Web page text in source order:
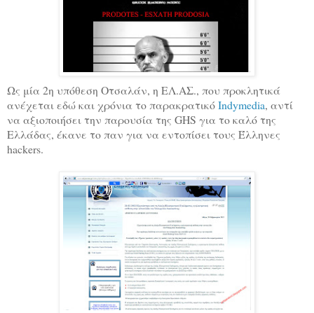
Ως μία 2η υπόθεση Οτσαλάν, η ΕΛ.ΑΣ., που προκλητικά
ανέχεται εδώ και χρόνια το παρακρατικόIndymedia, αντί
να αξιοποιήσει την παρουσία της GHS για το καλό της
Ελλάδας, έκανε το παν για να εντοπίσει τους Έλληνες
hackers.